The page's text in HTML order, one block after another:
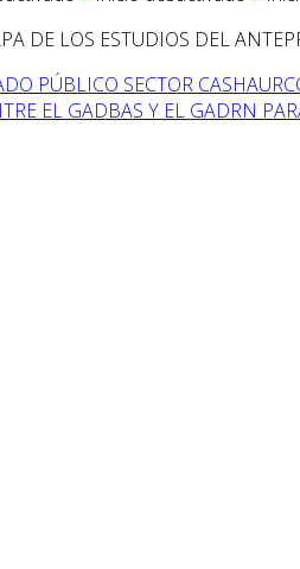
DE LOS ESTUDIOS DEL
PÚBLICO SECTOR
EL GADBAS Y EL GADRN